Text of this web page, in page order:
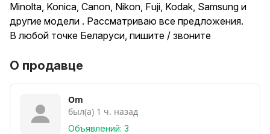
Minolta, Konica, Canon, Nikon, Fuji, Kodak, Samsung и
другие модели . Рассматриваю все предложения.
В любой точке Беларуси, пишите / звоните
О продавце
Om
был(а) 1 ч. назад
Объявлений: 3